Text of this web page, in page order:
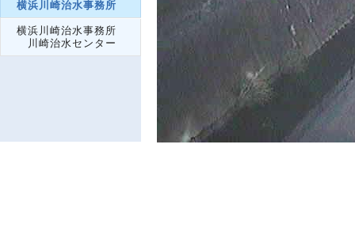
横浜川崎治水事務所
横浜川崎治水事務所
川崎治水センター